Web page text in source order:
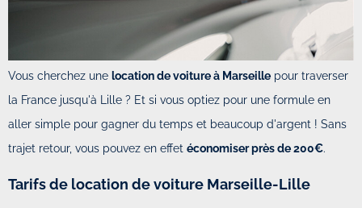
Vous cherchez une location de voiture à Marseille pour traverser
la France jusqu'à Lille ? Et si vous optiez pour une formule en
aller simple pour gagner du temps et beaucoup d'argent ! Sans
trajet retour, vous pouvez en effet économiserprès de 200€.
Tarifs de location de voiture Marseille-Lille